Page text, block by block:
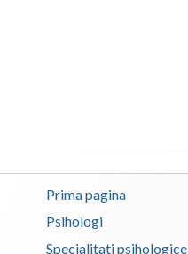
Prima pagina
Psihologi
Specialitati psihologice